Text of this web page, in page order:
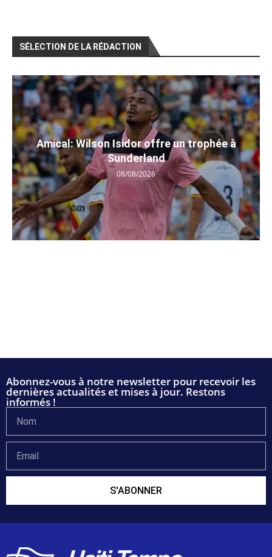
SÉLECTION DE LA RÉDACTION
Amical: Wilson Isidor offre un trophée à
Sunderland
08/08/2026
Abonnez-vous à notre newsletter pour recevoir les
dernières actualités et mises à jour. Restons
informés !
S'ABONNER